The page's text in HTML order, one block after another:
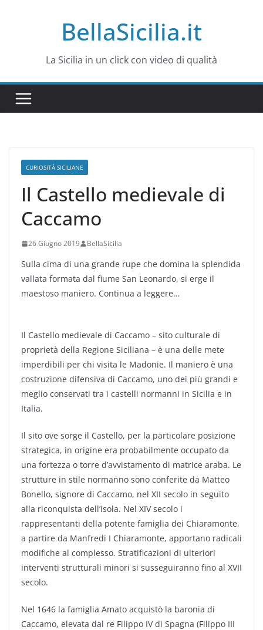
BellaSicilia.it
La Sicilia in un click con video di qualità
CURIOSITÀ SICILIANE
Il Castello medievale di
Caccamo
26 Giugno 2019 BellaSicilia
Sulla cima di una grande rupe che domina la splendida
vallata formata dal fiume San Leonardo, si erge il
maestoso maniero. Continua a leggere…
Il Castello medievale di Caccamo – sito culturale di
proprietà della Regione Siciliana – è una delle mete
imperdibili per chi visita le Madonie. Il maniero è una
costruzione difensiva di Caccamo, uno dei più grandi e
meglio conservati tra i castelli normanni in Sicilia e in
Italia.
Il sito ove sorge il Castello, per la particolare posizione
strategica, in origine era probabilmente occupato da
una fortezza o torre d’avvistamento di matrice araba. Le
strutture in stile normanno sono conferite da Matteo
Bonello, signore di Caccamo, nel XII secolo in seguito
alla riconquista dell’isola. Nel XIV secolo i
rappresentanti della potente famiglia dei Chiaramonte,
a partire da Manfredi I Chiaramonte, apportano radicali
modifiche al complesso. Stratificazioni di ulteriori
interventi strutturali minori si susseguiranno fino al XVII
secolo.
Nel 1646 la famiglia Amato acquistò la baronia di
Caccamo, elevata dal re Filippo IV di Spagna (Filippo III